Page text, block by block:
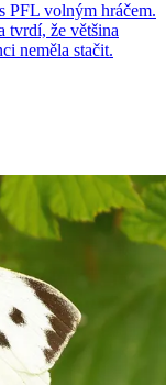
PFL volným hráčem.
tvrdí, že většina
neměla stačit.